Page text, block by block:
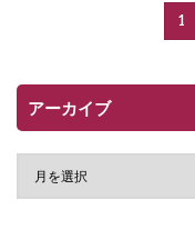
1
アーカイブ